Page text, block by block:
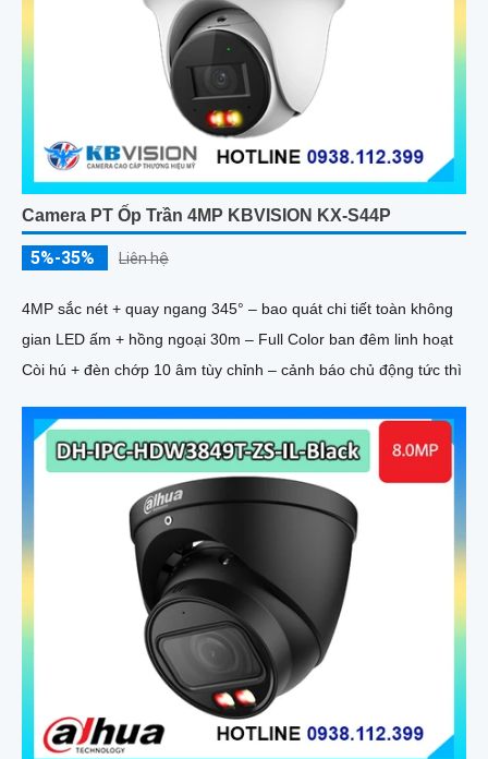
Camera PT Ốp Trần 4MP KBVISION KX-S44P
5%-35% Liên hệ
4MP sắc nét + quay ngang 345° – bao quát chi tiết toàn không
gian LED ấm + hồng ngoại 30m – Full Color ban đêm linh hoạt
Còi hú + đèn chớp 10 âm tùy chỉnh – cảnh báo chủ động tức thì